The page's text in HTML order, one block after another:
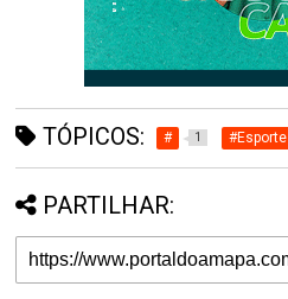
TÓPICOS: # 1 #Esporte
PARTILHAR: